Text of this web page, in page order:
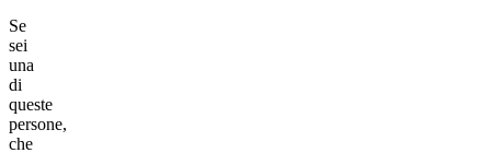
Se
sei
una
di
queste
persone,
che